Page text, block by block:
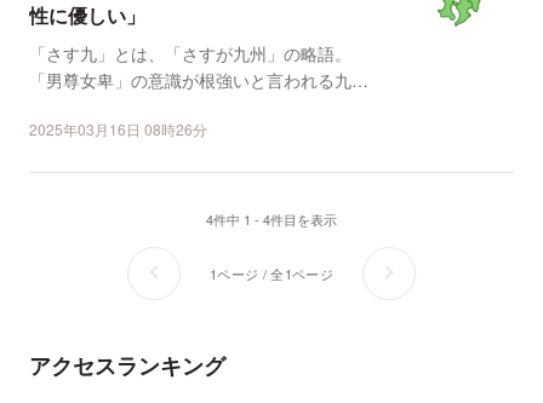
性に優しい」
「さす九」とは、「さすが九州」の略語。
「男尊女卑」の意識が根強いと言われる九州
2025年03月16日 08時26分
4件中 1 - 4件目を表示
1ページ / 全1ページ
アクセスランキング